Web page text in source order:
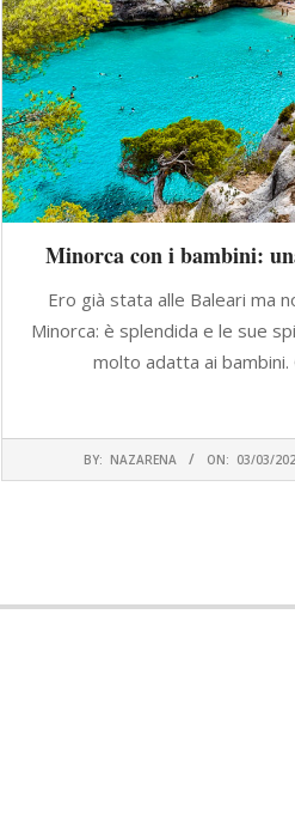
Minorca con i bambini:
Ero già stata alle Baleari ma
Minorca: è splendida e le sue
molto adatta ai
03-
BY: NAZARENA ON: 03/03/